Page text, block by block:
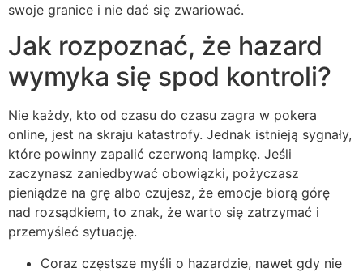
swoje granice i nie dać się zwariować.
Jak rozpoznać, że hazard
wymyka się spod kontroli?
Nie każdy, kto od czasu do czasu zagra w pokera
online, jest na skraju katastrofy. Jednak istnieją sygnały,
które powinny zapalić czerwoną lampkę. Jeśli
zaczynasz zaniedbywać obowiązki, pożyczasz
pieniądze na grę albo czujesz, że emocje biorą górę
nad rozsądkiem, to znak, że warto się zatrzymać i
przemyśleć sytuację.
Coraz częstsze myśli o hazardzie, nawet gdy nie